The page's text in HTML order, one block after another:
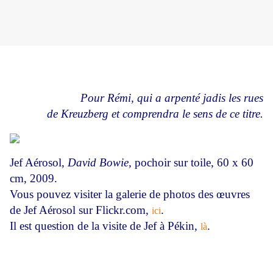
Pour Rémi, qui a arpenté jadis les rues
de Kreuzberg et comprendra le sens de ce titre.
Jef Aérosol, David Bowie, pochoir sur toile, 60 x 60
cm, 2009.
Vous pouvez visiter la galerie de photos des œuvres
de Jef Aérosol sur Flickr.com, ici.
Il est question de la visite de Jef à Pékin, là.